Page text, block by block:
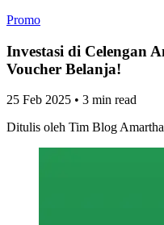
Promo
Investasi di Celengan
Voucher Belanja!
25 Feb 2025 • 3 min read
Ditulis oleh Tim Blog Amartha